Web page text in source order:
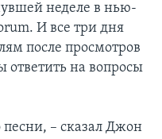
неделе в нью-
И все три дня
после просмотров
ответить на вопросы
песни, – сказал Джон